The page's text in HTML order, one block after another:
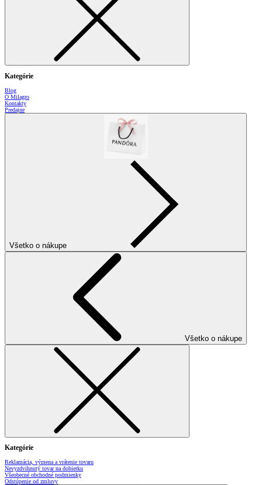
Kategórie
Blog
O Milagro
Kontakty
Predajne
Všetko o nákupe
Všetko o nákupe
Kategórie
Reklamácia, výmena a vrátenie tovaru
Nevyzdvihnutý tovar na dobierku
Všeobecné obchodné podmienky
Odstúpenie od zmluvy